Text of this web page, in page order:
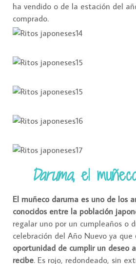
ha vendido o de la estación del
comprado.
Daruma, el
El muñeco daruma es uno de los
conocidos entre la población
regalar uno por un cumpleaños o
celebración del Año Nuevo ya que
oportunidad de cumplir un deseo
recibe. Es rojo, redondeado, sin